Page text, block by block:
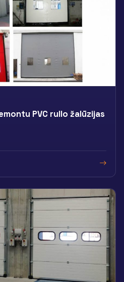
PVC rullo žalūzijas